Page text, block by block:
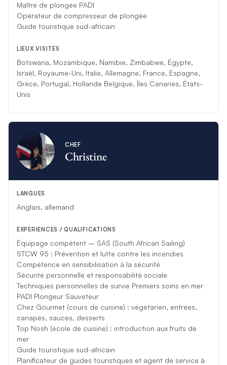
Maître de plongée PADI
Opérateur de compresseur de plongée
Guide touristique sud-africain
LIEUX VISITÉS
Botswana, Mozambique, Namibie, Zimbabwe, Égypte,
Israël, Royaume-Uni, Italie, Allemagne, France, Espagne,
Grèce, Portugal, Hollande Belgique, Îles Canaries, États-
Unis
CHEF
Christine
LANGUES
Anglais, allemand
EXPERIENCES / QUALIFICATIONS
Équipage compétent – SAS (South African Sailing)
STCW 95 : Prévention et lutte contre les incendies
Compétence en sensibilisation à la sécurité
Sécurité personnelle et responsabilité sociale
Techniques personnelles de survie Premiers soins en mer
PADI Plongeur Sauveteur
Chez Gourmet (cours de cuisine) : végétarien, entrées,
canapés, sauces, desserts
Top Nosh (école de cuisine) : introduction aux fruits de
mer
Guide touristique sud-africain
Planificateur de guides touristiques et agent de service à